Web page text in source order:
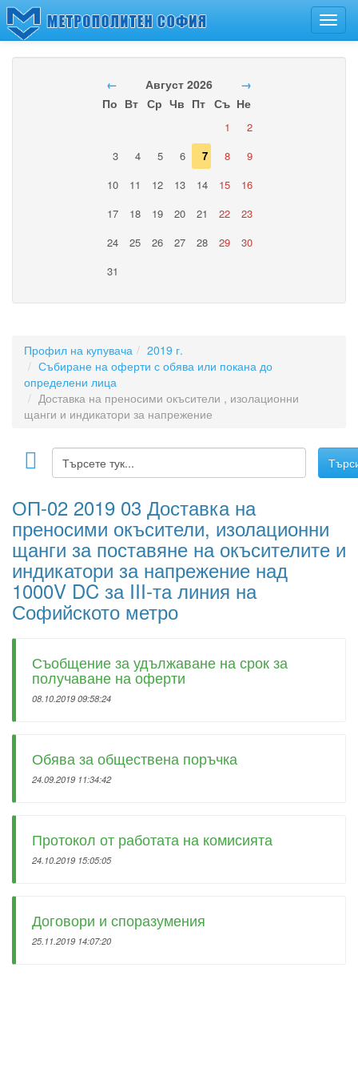
← Август 2026
→
По Вт Ср Чв Пт Съ Не
1
2
3
4 5 6 7 8
9
10
11 12 13 14 15
16
17
18 19 20 21 22
23
24
25 26 27 28 29
30
31
Профил на купувача
2019 г.
Събиране на оферти с обява или покана до
определени лица
Доставка на преносими окъсители , изолационни
щанги и индикатори за напрежение
ОП-02 2019 03 Доставка на
преносими окъсители, изолационни
щанги за поставяне на окъсителите и
индикатори за напрежение над
1000V DC за III-та линия на
Софийското метро
Съобщение за удължаване на срок за
получаване на оферти
08.10.2019 09:58:24
Обява за обществена поръчка
24.09.2019 11:34:42
Протокол от работата на комисията
24.10.2019 15:05:05
Договори и споразумения
25.11.2019 14:07:20